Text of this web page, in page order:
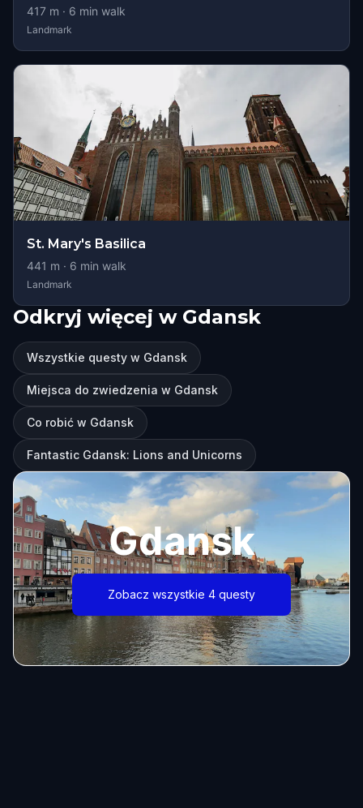
417 m · 6 min walk
Landmark
St. Mary's Basilica
441 m · 6 min walk
Landmark
Odkryj więcej w Gdansk
Wszystkie questy w Gdansk
Miejsca do zwiedzenia w Gdansk
Co robić w Gdansk
Fantastic Gdansk: Lions and Unicorns
Gdansk
Zobacz wszystkie 4 questy